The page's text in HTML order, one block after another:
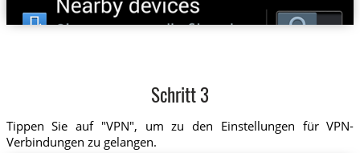
Schritt 3
Tippen Sie auf "VPN", um zu den Einstellungen für VPN-
Verbindungen zu gelangen.